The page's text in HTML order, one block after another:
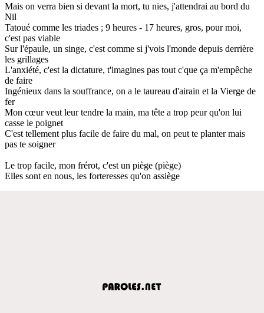
Mais on verra bien si devant la mort, tu nies, j'attendrai au bord du
Nil
Tatoué comme les triades ; 9 heures - 17 heures, gros, pour moi,
c'est pas viable
Sur l'épaule, un singe, c'est comme si j'vois l'monde depuis derrière
les grillages
L'anxiété, c'est la dictature, t'imagines pas tout c'que ça m'empêche
de faire
Ingénieux dans la souffrance, on a le taureau d'airain et la Vierge de
fer
Mon cœur veut leur tendre la main, ma tête a trop peur qu'on lui
casse le poignet
C'est tellement plus facile de faire du mal, on peut te planter mais
pas te soigner
Le trop facile, mon frérot, c'est un piège (piège)
Elles sont en nous, les forteresses qu'on assiège